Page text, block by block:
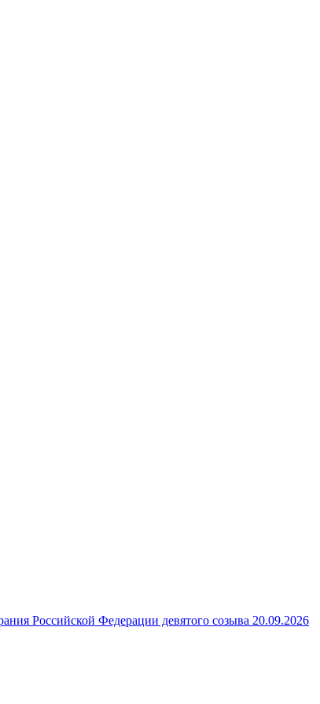
Российской Федерации девятого созыва 20.09.2026